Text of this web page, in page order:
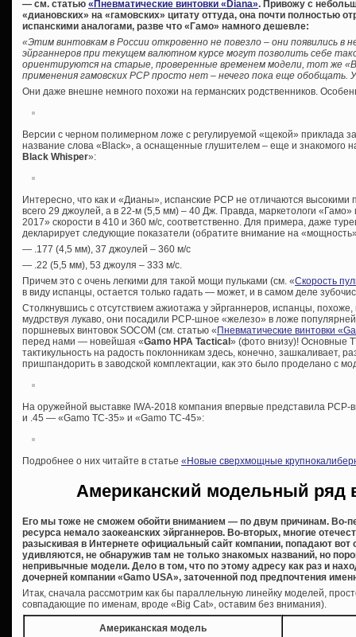
— см. статью «Пневматические винтовки «Diana». Привожу с
«диановских» на «гамовских» цитату оттуда, она почти полностью
испанскими аналогами, разве что «Гамо» намного дешевле:
«Этим винтовкам в России откровенно не повезло – они появились в
эйрганнеров при текущем валютном курсе могут позволить себе
ориентируются на старые, проверенные временем модели, тот же
применения гамовских PCP просто нет – нечего пока еще обобщать.
Они даже внешне немного похожи на германских родственников.
Версии с черном полимерном ложе с регулируемой «щекой» приклада
название слова «Black», а оснащенные глушителем – еще и знакомого
Black Whisper»:
Интересно, что как и «Дианы», испанские PCP не отличаются высокими
всего 29 джоулей, а в 22-м (5,5 мм) – 40 Дж. Правда, маркетологи «Гамо»
2017» скорости в 410 и 360 м/с, соответственно. Для примера, даже
декларирует следующие показатели (обратите внимание на
— .177 (4,5 мм), 37 джоулей – 360 м/с
— .22 (5,5 мм), 53 джоуля – 333 м/с.
Причем это с очень легкими для такой мощи пульками (см. «Скорость
в виду испанцы, остается только гадать — может, и в самом деле
Столкнувшись с отсутствием ажиотажа у эйрганнеров, испанцы,
мудрствуя лукаво, они посадили PCP-шное «железо» в ложе
поршневых винтовок SOCOM (см. статью «Пневматические винтовки
перед нами — новейшая «Gamo HPA Tactical» (фото внизу)! Основные
тактикульность на радость поклонникам здесь, конечно, зашкаливает,
пришпандорить в заводской комплектации, как это было проделано с
На оружейной выставке IWA-2018 компания впервые представила PCP-
и .45 — «Gamo TC-35» и «Gamo TC-45»:
Подробнее о них читайте в статье «Новые сверхмощные
Американский модельный ряд
Его мы тоже не сможем обойти вниманием — по двум причинам. Во-
ресурса немало заокеанских эйрганнеров. Во-вторых, многие
разыскивая в Интернете официальный сайт компании, попадают
удивляются, не обнаружив там не только знакомых названий, но
непривычные модели. Дело в том, что по этому адресу как раз и
дочерней компании «Gamo USA», заточенной под предпочтения
Итак, сначала рассмотрим как бы параллельную линейку моделей,
совпадающие по именам, вроде «Big Cat», оставим без внимания).
Американская модель